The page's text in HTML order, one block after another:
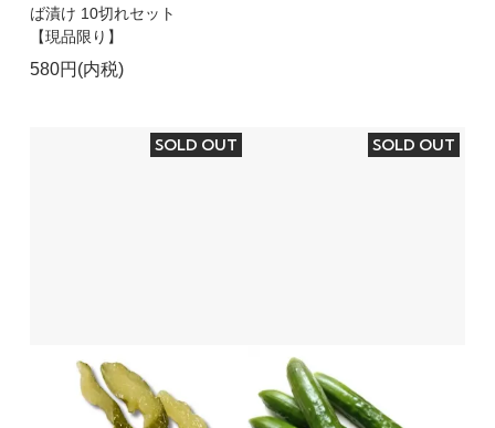
ば漬け 10切れセット
【現品限り】
580円(内税)
SOLD OUT SOLD OUT